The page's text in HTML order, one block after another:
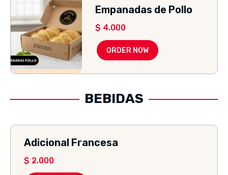
Empanadas de Pollo
$ 4.000
ORDER NOW
BEBIDAS
Adicional Francesa
$ 2.000